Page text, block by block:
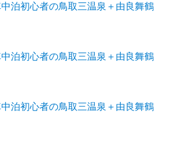
中泊初心者の鳥取三温泉＋由良舞鶴
中泊初心者の鳥取三温泉＋由良舞鶴
中泊初心者の鳥取三温泉＋由良舞鶴